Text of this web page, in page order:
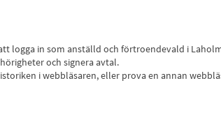
logga in som anställd och förtroendevald i
och signera avtal.
i webbläsaren, eller prova en annan